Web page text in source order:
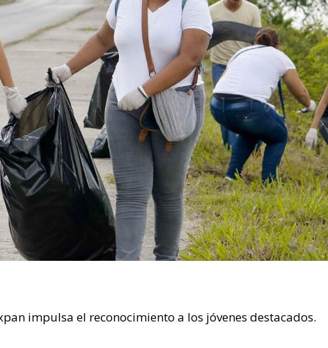
impulsa el reconocimiento a los jóvenes destacados.